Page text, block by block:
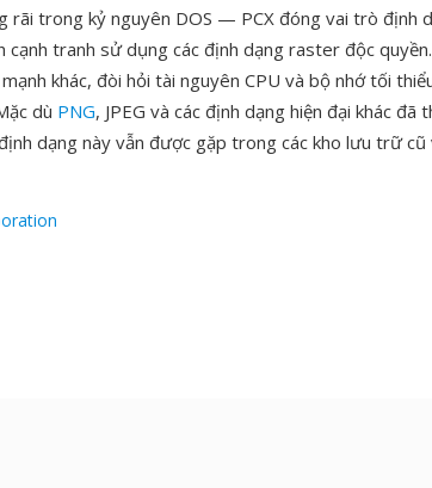
rãi trong kỷ nguyên DOS — PCX đóng vai trò định
cạnh tranh sử dụng các định dạng raster độc
khác, đòi hỏi tài nguyên CPU và bộ nhớ tối
dù PNG, JPEG và các định dạng hiện đại khác đã
dạng này vẫn được gặp trong các kho lưu trữ cũ